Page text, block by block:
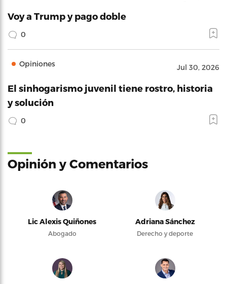
Voy a Trump y pago doble
0
Opiniones Jul 30, 2026
El sinhogarismo juvenil tiene rostro, historia
y solución
0
Opinión y Comentarios
Lic Alexis Quiñones
Abogado
Adriana Sánchez
Derecho y deporte